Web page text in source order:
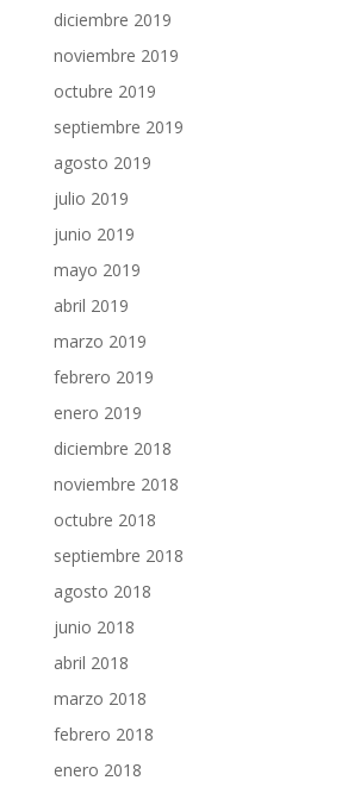
diciembre 2019
noviembre 2019
octubre 2019
septiembre 2019
agosto 2019
julio 2019
junio 2019
mayo 2019
abril 2019
marzo 2019
febrero 2019
enero 2019
diciembre 2018
noviembre 2018
octubre 2018
septiembre 2018
agosto 2018
junio 2018
abril 2018
marzo 2018
febrero 2018
enero 2018